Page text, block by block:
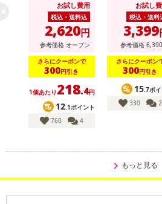
王道のカレーにクミンを効かせた「キ
お試し費用
税込・送料込
2,620円
参考価格 オープン
さらにクーポンで
300円引き
1個あたり 218.4円
12.1ポイント
760
4
お試し
税込・送料
3,399
参考価格 6,390
さらにクーポン
300円引き
15.7ポイ
330
2
もっと見る